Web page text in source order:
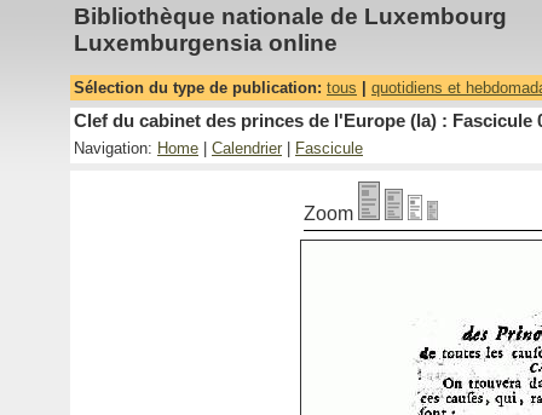
Bibliothèque nationale de Luxembourg
Luxemburgensia online
Sélection du type de publication: tous quotidiens et
Clef du cabinet des princes de l'Europe (la) : Fascicule
Navigation: Home Calendrier Fascicule
Zoom